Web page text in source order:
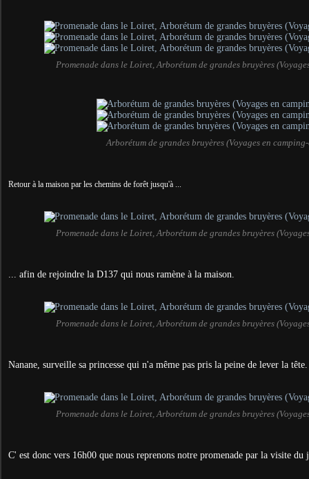
Promenade dans le Loiret, Arborétum de grandes bruyères
Arborétum de grandes bruyères (Voyages en
Retour à la maison par les chemins de forêt jusqu'à ...
Promenade dans le Loiret, Arborétum de grandes bruyères
... afin de rejoindre la D137 qui nous ramène à la maison.
Promenade dans le Loiret, Arborétum de grandes bruyères
Nanane, surveille sa princesse qui n'a même pas pris la peine de lever la tête.
Promenade dans le Loiret, Arborétum de grandes bruyères
C' est donc vers 16h00 que nous reprenons notre promenade par la visite du